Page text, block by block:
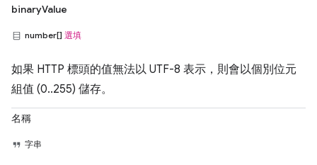
binaryValue
number[] 選填
如果 HTTP 標頭的值無法以 UTF-8 表示，則會以個別位元
組值 (0..255) 儲存。
名稱
字串